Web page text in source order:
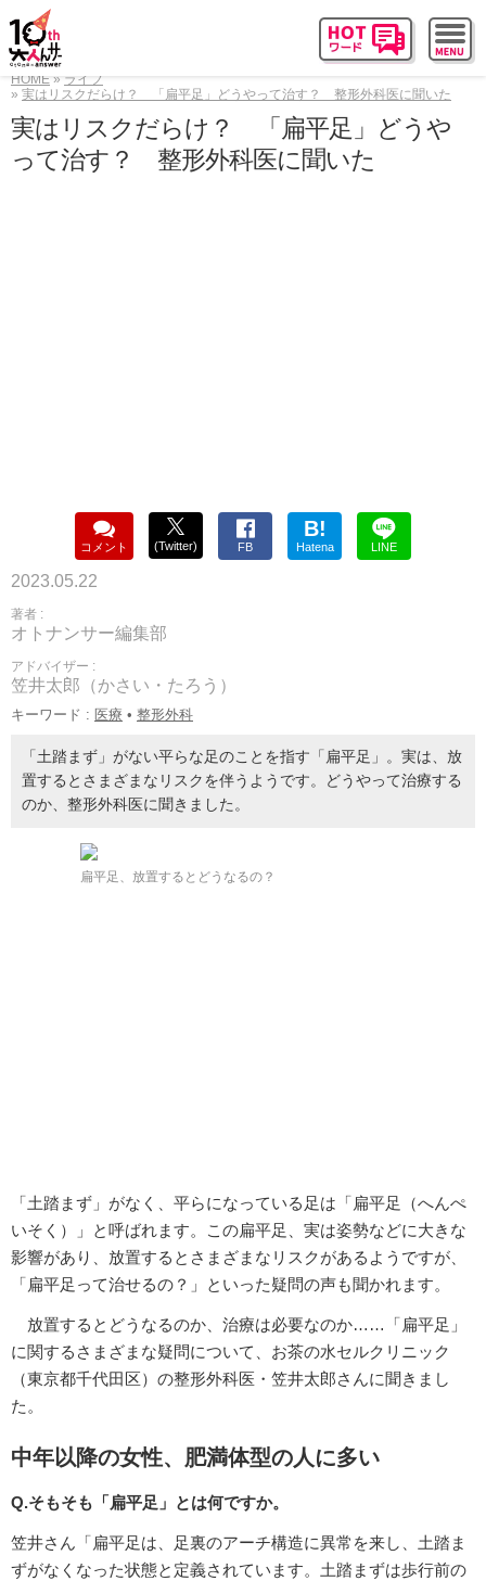
HOME
ライフ
実はリスクだらけ？ 「扁平足」どうやって治す？ 整形外科医に聞いた
実はリスクだらけ？ 「扁平足」どうや
って治す？ 整形外科医に聞いた
コメント (Twitter) FB
B!
Hatena LINE
2023.05.22
著者 :
オトナンサー編集部
アドバイザー :
笠井太郎（かさい・たろう）
キーワード : 医療 • 整形外科
「土踏まず」がない平らな足のことを指す「扁平足」。実は、放
置するとさまざまなリスクを伴うようです。どうやって治療する
のか、整形外科医に聞きました。
扁平足、放置するとどうなるの？
「土踏まず」がなく、平らになっている足は「扁平足（へんぺ
いそく）」と呼ばれます。この扁平足、実は姿勢などに大きな
影響があり、放置するとさまざまなリスクがあるようですが、
「扁平足って治せるの？」といった疑問の声も聞かれます。
放置するとどうなるのか、治療は必要なのか……「扁平足」
に関するさまざまな疑問について、お茶の水セルクリニック
（東京都千代田区）の整形外科医・笠井太郎さんに聞きまし
た。
中年以降の女性、肥満体型の人に多い
Q.そもそも「扁平足」とは何ですか。
笠井さん「扁平足は、足裏のアーチ構造に異常を来し、土踏ま
ずがなくなった状態と定義されています。土踏まずは歩行前の